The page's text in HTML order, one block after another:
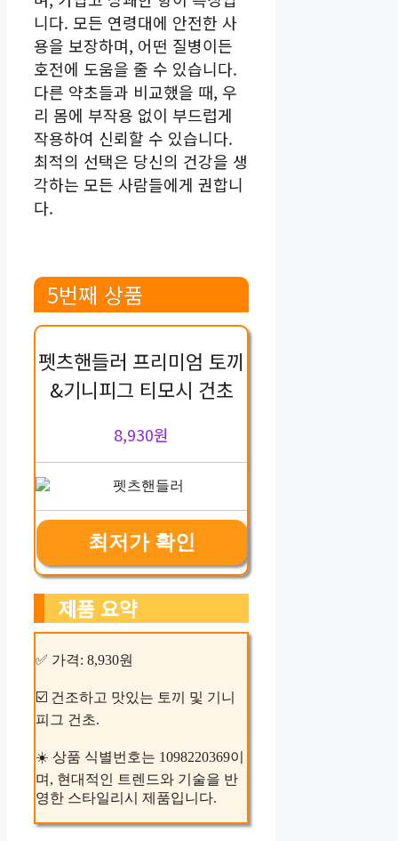
니다. 모든 연령대에 안전한 사
용을 보장하며, 어떤 질병이든
호전에 도움을 줄 수 있습니다.
다른 약초들과 비교했을 때, 우
리 몸에 부작용 없이 부드럽게
작용하여 신뢰할 수 있습니다.
최적의 선택은 당신의 건강을 생
각하는 모든 사람들에게 권합니
다.
5번째 상품
펫츠핸들러 프리미엄 토끼
&기니피그 티모시 건초
8,930원
최저가 확인
제품 요약
✅ 가격: 8,930원
☑️ 건조하고 맛있는 토끼 및 기니
피그 건초.
☀️ 상품 식별번호는 1098220369이
며, 현대적인 트렌드와 기술을 반
영한 스타일리시 제품입니다.